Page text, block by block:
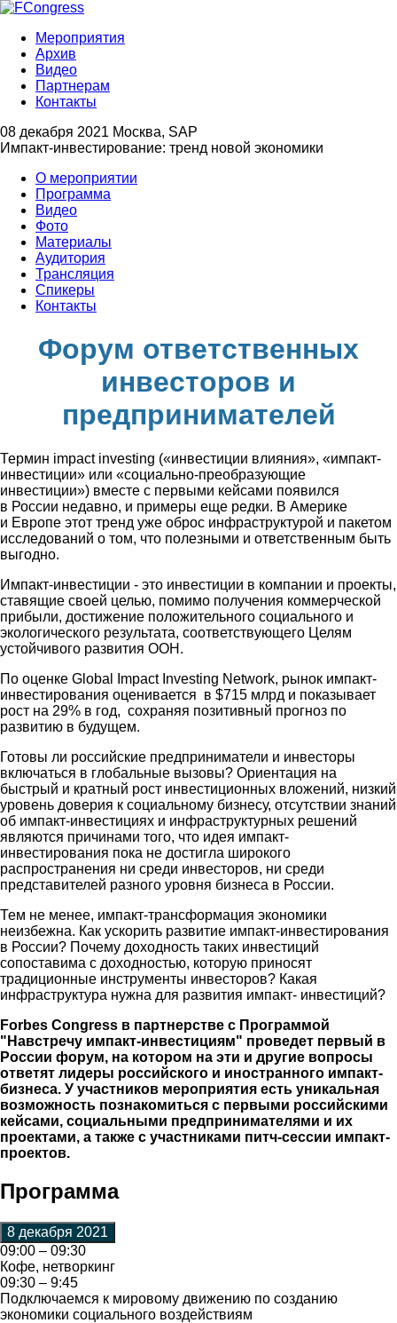
Мероприятия
Архив
Видео
Партнерам
Контакты
08 декабря 2021 Москва, SAP
Импакт-инвестирование: тренд новой экономики
О мероприятии
Программа
Видео
Фото
Материалы
Аудитория
Трансляция
Спикеры
Контакты
Форум ответственных
инвесторов и
предпринимателей
Термин impact investing («инвестиции влияния», «импакт-
инвестиции» или «социально-преобразующие
инвестиции») вместе с первыми кейсами появился
в России недавно, и примеры еще редки. В Америке
и Европе этот тренд уже оброс инфраструктурой и пакетом
исследований о том, что полезными и ответственным быть
выгодно.
Импакт-инвестиции - это инвестиции в компании и проекты,
ставящие своей целью, помимо получения коммерческой
прибыли, достижение положительного социального и
экологического результата, соответствующего Целям
устойчивого развития ООН.
По оценке Global Impact Investing Network, рынок импакт-
инвестирования оценивается в $715 млрд и показывает
рост на 29% в год, сохраняя позитивный прогноз по
развитию в будущем.
Готовы ли российские предприниматели и инвесторы
включаться в глобальные вызовы? Ориентация на
быстрый и кратный рост инвестиционных вложений, низкий
уровень доверия к социальному бизнесу, отсутствии знаний
об импакт-инвестициях и инфраструктурных решений
являются причинами того, что идея импакт-
инвестирования пока не достигла широкого
распространения ни среди инвесторов, ни среди
представителей разного уровня бизнеса в России.
Тем не менее, импакт-трансформация экономики
неизбежна. Как ускорить развитие импакт-инвестирования
в России? Почему доходность таких инвестиций
сопоставима с доходностью, которую приносят
традиционные инструменты инвесторов? Какая
инфраструктура нужна для развития импакт- инвестиций?
Forbes Congress в партнерстве с Программой
"Навстречу импакт-инвестициям" проведет первый в
России форум, на котором на эти и другие вопросы
ответят лидеры российского и иностранного импакт-
бизнеса. У участников мероприятия есть уникальная
возможность познакомиться с первыми российскими
кейсами, социальными предпринимателями и их
проектами, а также с участниками питч-сессии импакт-
проектов.
Программа
8 декабря 2021
09:00 – 09:30
Кофе, нетворкинг
09:30 – 9:45
Подключаемся к мировому движению по созданию
экономики социального воздействиям